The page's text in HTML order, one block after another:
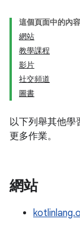
這個頁面中的內容
網站
教學課程
影片
社交頻道
圖書
以下列舉其他學
更多作業。
網站